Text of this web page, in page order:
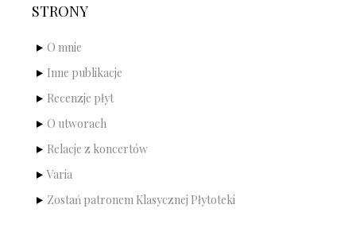
STRONY
O mnie
Inne publikacje
Recenzje płyt
O utworach
Relacje z koncertów
Varia
Zostań patronem Klasycznej Płytoteki